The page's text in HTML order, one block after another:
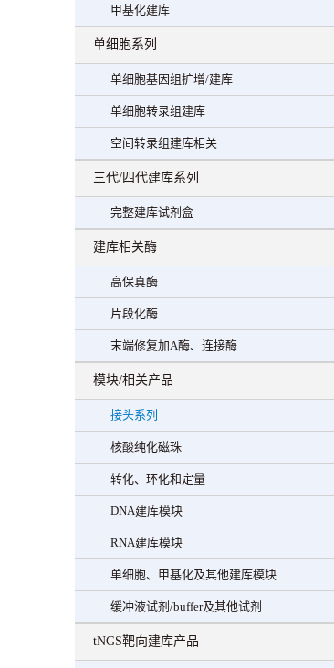
甲基化建库
单细胞系列
单细胞基因组扩增/建库
单细胞转录组建库
空间转录组建库相关
三代/四代建库系列
完整建库试剂盒
建库相关酶
高保真酶
片段化酶
末端修复加A酶、连接酶
模块/相关产品
接头系列
核酸纯化磁珠
转化、环化和定量
DNA建库模块
RNA建库模块
单细胞、甲基化及其他建库模块
缓冲液试剂/buffer及其他试剂
tNGS靶向建库产品